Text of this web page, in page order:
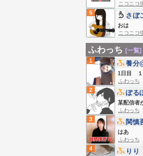
ル 上念司
念司/
ニコニコ
5
おは
さぼ
ニコニコ
ふわっち [一覧]
1
1日目 １
養分
ふわっち
2
某配信者
ちニュー
ぽる
ふわっち
3
はあ
関慎
ふわっち
4
りり